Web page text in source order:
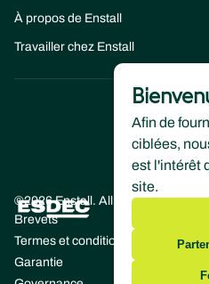
À propos de Enstall
Travailler chez Enstall
©2026 Enstall. All rights reserved
Brevets
Termes et conditions
Garantie
Afin de
ciblées,
est l'intérêt
site.